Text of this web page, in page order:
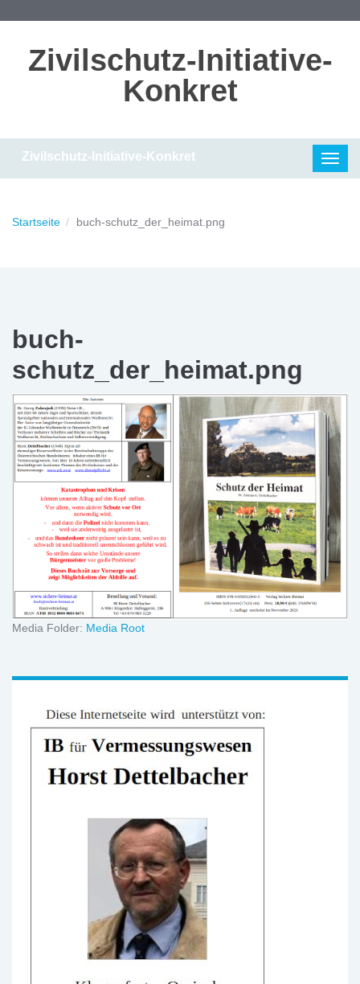
Zivilschutz-Initiative-
Konkret
Zivilschutz-Initiative-Konkret
Startseite buch-schutz_der_heimat.png
buch-
schutz_der_heimat.png
Media Folder: Media Root
werbung-ib-h-dett.jpg